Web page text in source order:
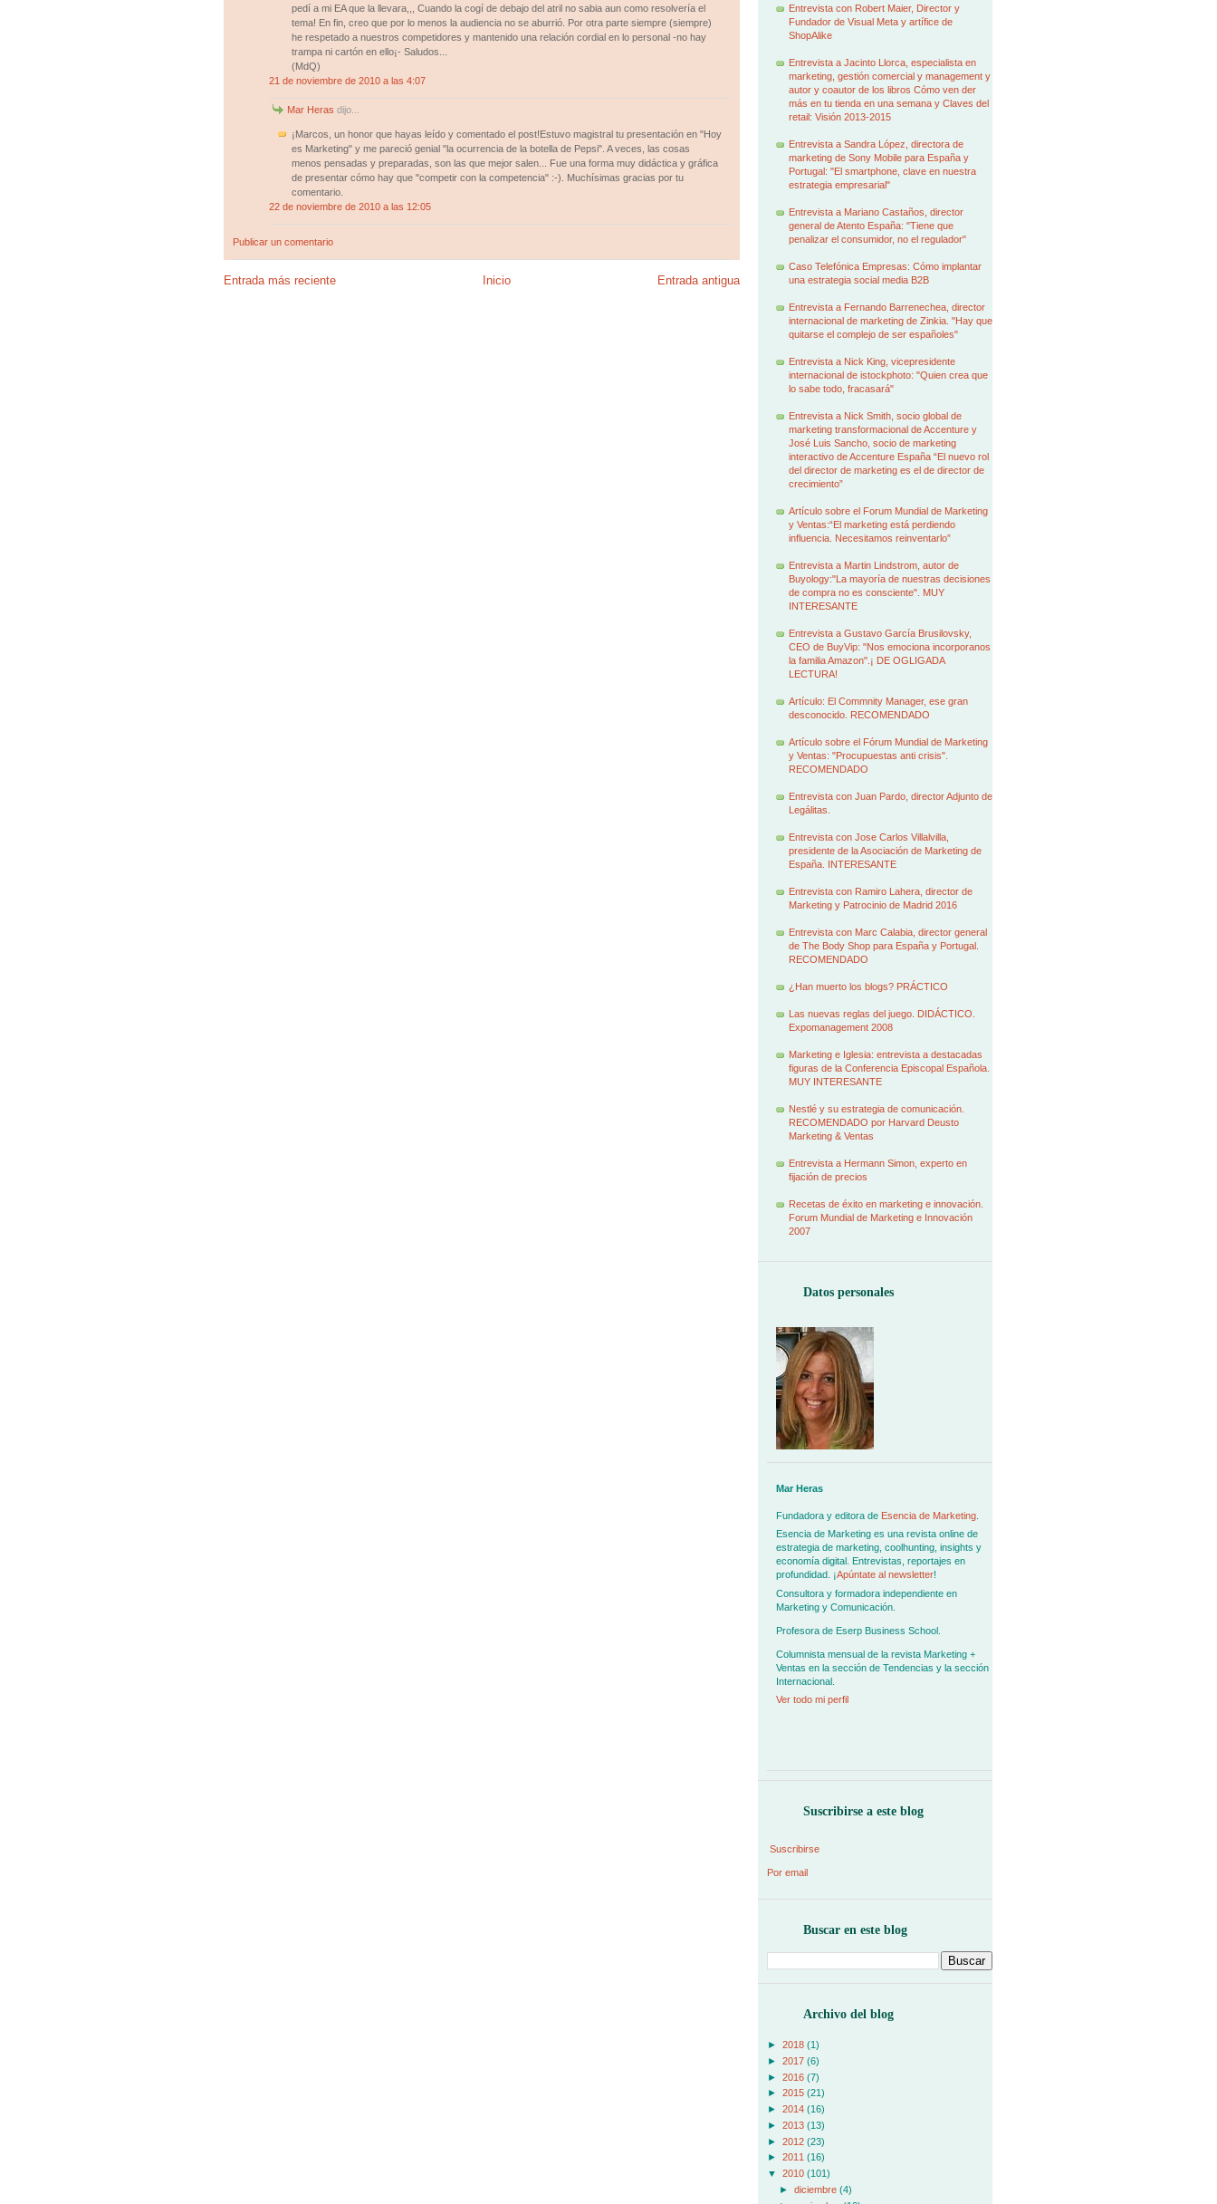
pedí a mi EA que la llevara,,, Cuando la cogí de debajo del atril no sabia aun como resolvería el
tema! En fin, creo que por lo menos la audiencia no se aburrió. Por otra parte siempre (siempre)
he respetado a nuestros competidores y mantenido una relación cordial en lo personal -no hay
trampa ni cartón en ello¡- Saludos...
(MdQ)
21 de noviembre de 2010 a las 4:07
Mar Heras dijo...
¡Marcos, un honor que hayas leído y comentado el post!Estuvo magistral tu presentación en "Hoy
es Marketing" y me pareció genial "la ocurrencia de la botella de Pepsi". A veces, las cosas
menos pensadas y preparadas, son las que mejor salen... Fue una forma muy didáctica y gráfica
de presentar cómo hay que "competir con la competencia" :-). Muchísimas gracias por tu
comentario.
22 de noviembre de 2010 a las 12:05
Publicar un comentario
Entrada más reciente Entrada antigua
Inicio
Entrevista con Robert Maier, Director y
Fundador de Visual Meta y artífice de
ShopAlike
Entrevista a Jacinto Llorca, especialista en
marketing, gestión comercial y management y
autor y coautor de los libros Cómo ven der
más en tu tienda en una semana y Claves del
retail: Visión 2013-2015
Entrevista a Sandra López, directora de
marketing de Sony Mobile para España y
Portugal: "El smartphone, clave en nuestra
estrategia empresarial"
Entrevista a Mariano Castaños, director
general de Atento España: "Tiene que
penalizar el consumidor, no el regulador"
Caso Telefónica Empresas: Cómo implantar
una estrategia social media B2B
Entrevista a Fernando Barrenechea, director
internacional de marketing de Zinkia. "Hay que
quitarse el complejo de ser españoles"
Entrevista a Nick King, vicepresidente
internacional de istockphoto: "Quien crea que
lo sabe todo, fracasará"
Entrevista a Nick Smith, socio global de
marketing transformacional de Accenture y
José Luis Sancho, socio de marketing
interactivo de Accenture España “El nuevo rol
del director de marketing es el de director de
crecimiento”
Artículo sobre el Forum Mundial de Marketing
y Ventas:“El marketing está perdiendo
influencia. Necesitamos reinventarlo”
Entrevista a Martin Lindstrom, autor de
Buyology:"La mayoría de nuestras decisiones
de compra no es consciente". MUY
INTERESANTE
Entrevista a Gustavo García Brusilovsky,
CEO de BuyVip: "Nos emociona incorporanos
la familia Amazon".¡ DE OGLIGADA
LECTURA!
Artículo: El Commnity Manager, ese gran
desconocido. RECOMENDADO
Artículo sobre el Fórum Mundial de Marketing
y Ventas: "Procupuestas anti crisis".
RECOMENDADO
Entrevista con Juan Pardo, director Adjunto de
Legálitas.
Entrevista con Jose Carlos Villalvilla,
presidente de la Asociación de Marketing de
España. INTERESANTE
Entrevista con Ramiro Lahera, director de
Marketing y Patrocinio de Madrid 2016
Entrevista con Marc Calabia, director general
de The Body Shop para España y Portugal.
RECOMENDADO
¿Han muerto los blogs? PRÁCTICO
Las nuevas reglas del juego. DIDÁCTICO.
Expomanagement 2008
Marketing e Iglesia: entrevista a destacadas
figuras de la Conferencia Episcopal Española.
MUY INTERESANTE
Nestlé y su estrategia de comunicación.
RECOMENDADO por Harvard Deusto
Marketing & Ventas
Entrevista a Hermann Simon, experto en
fijación de precios
Recetas de éxito en marketing e innovación.
Forum Mundial de Marketing e Innovación
2007
Datos personales
Mar Heras
Fundadora y editora de Esencia de Marketing.
Esencia de Marketing es una revista online de
estrategia de marketing, coolhunting, insights y
economía digital. Entrevistas, reportajes en
profundidad. ¡Apúntate al newsletter!
Consultora y formadora independiente en
Marketing y Comunicación.
Profesora de Eserp Business School.
Columnista mensual de la revista Marketing +
Ventas en la sección de Tendencias y la sección
Internacional.
Ver todo mi perfil
Suscribirse a este blog
Suscribirse
Por email
Buscar en este blog
Archivo del blog
► 2018 (1)
► 2017 (6)
► 2016 (7)
► 2015 (21)
► 2014 (16)
► 2013 (13)
► 2012 (23)
► 2011 (16)
▼ 2010 (101)
► diciembre (4)